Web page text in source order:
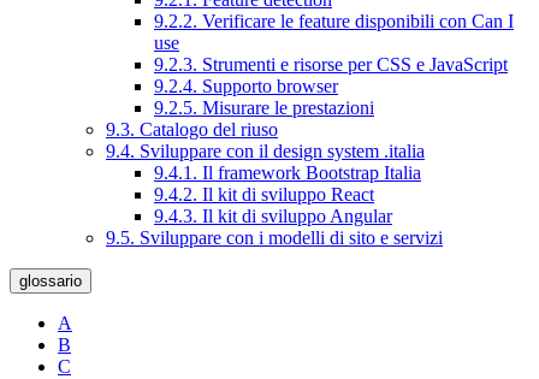
9.2.2. Verificare le feature disponibili con Can I
use
9.2.3. Strumenti e risorse per CSS e JavaScript
9.2.4. Supporto browser
9.2.5. Misurare le prestazioni
9.3. Catalogo del riuso
9.4. Sviluppare con il design system .italia
9.4.1. Il framework Bootstrap Italia
9.4.2. Il kit di sviluppo React
9.4.3. Il kit di sviluppo Angular
9.5. Sviluppare con i modelli di sito e servizi
glossario
A
B
C